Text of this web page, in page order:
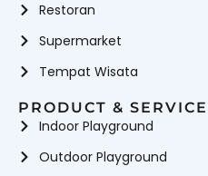
Restoran
Supermarket
Tempat Wisata
PRODUCT & SERVICE
Indoor Playground
Outdoor Playground